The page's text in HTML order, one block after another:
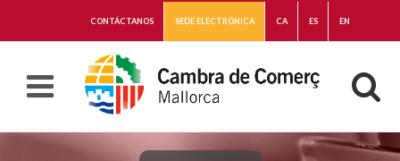
CONTÁCTANOS SEDE ELECTRÓNICA CA ES EN